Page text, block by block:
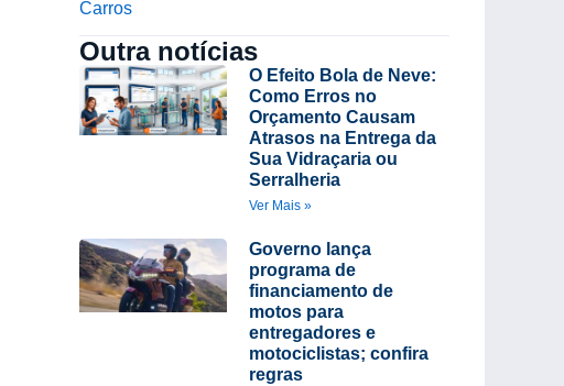
Carros
Outra notícias
O Efeito Bola de Neve:
Como Erros no
Orçamento Causam
Atrasos na Entrega da
Sua Vidraçaria ou
Serralheria
Ver Mais »
Governo lança
programa de
financiamento de
motos para
entregadores e
motociclistas; confira
regras